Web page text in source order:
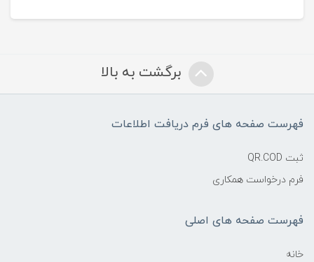
برگشت به بالا
فهرست صفحه های فرم دریافت اطلاعات
ثبت QR.COD
فرم درخواست همکاری
فهرست صفحه های اصلی
خانه